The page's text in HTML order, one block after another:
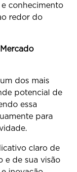
conhecimento
redor do
dos mais
potencial de
essa
para
claro de
e de sua visão